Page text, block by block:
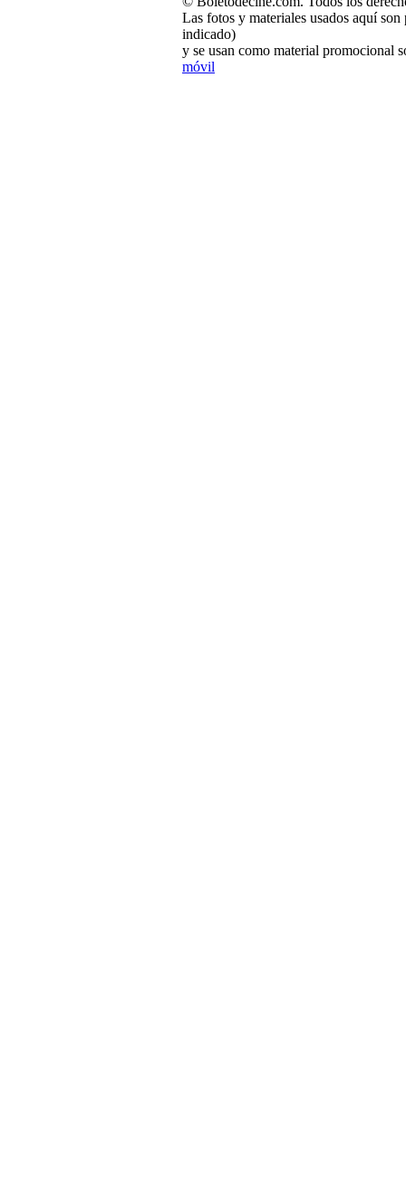
Las fotos y materiales usados aquí
indicado)
y se usan como material promocional
móvil